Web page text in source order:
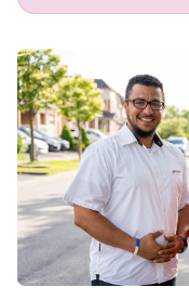
Image